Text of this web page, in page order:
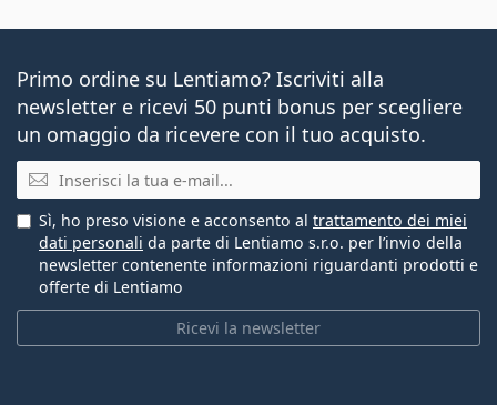
Primo ordine su Lentiamo? Iscriviti alla
newsletter e ricevi 50 punti bonus per scegliere
un omaggio da ricevere con il tuo acquisto.
E-mail
Ricevi la newsletter
Sì, ho preso visione e acconsento al trattamento dei miei
dati personali da parte di Lentiamo s.r.o. per l’invio della
newsletter contenente informazioni riguardanti prodotti e
offerte di Lentiamo